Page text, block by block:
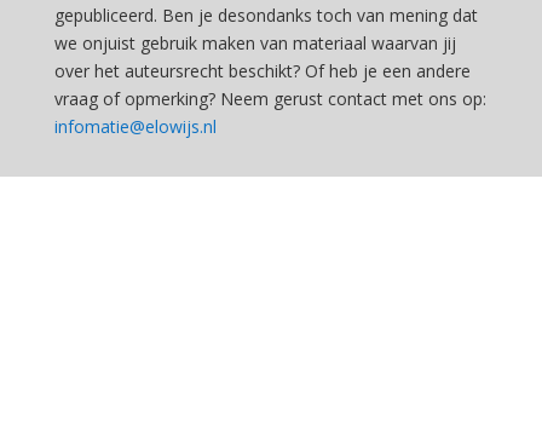
gepubliceerd. Ben je desondanks toch van mening dat
we onjuist gebruik maken van materiaal waarvan jij
over het auteursrecht beschikt? Of heb je een andere
vraag of opmerking? Neem gerust contact met ons op:
infomatie@elowijs.nl